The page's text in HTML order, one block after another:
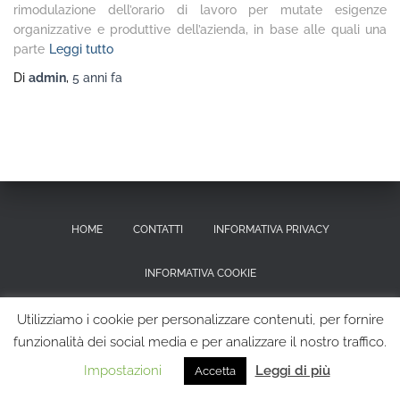
rimodulazione dell’orario di lavoro per mutate esigenze
organizzative e produttive dell’azienda, in base alle quali una
parte Leggi tutto
Di admin, 5 anni fa
HOME CONTATTI INFORMATIVA PRIVACY
INFORMATIVA COOKIE
RICHIESTA CANCELLAZIONE DEI DATI PERSONALI
Hestia | Sviluppato daThemeIsle
Utilizziamo i cookie per personalizzare contenuti, per fornire
funzionalità dei social media e per analizzare il nostro traffico.
Impostazioni
Accetta Leggi di più